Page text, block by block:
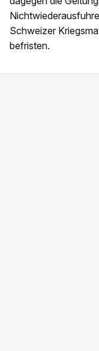
Schweizer
befristen.